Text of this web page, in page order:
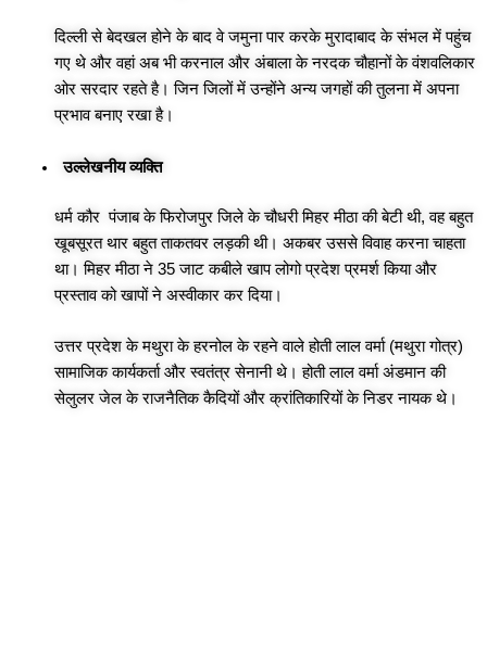
दिल्ली से बेदखल होने के बाद वे जमुना पार करके मुरादाबाद के संभल में पहुंच
गए थे और वहां अब भी करनाल और अंबाला के नरदक चौहानों के वंशवलिकार
ओर सरदार रहते है। जिन जिलों में उन्होंने अन्य जगहों की तुलना में अपना
प्रभाव बनाए रखा है।
उल्लेखनीय व्यक्ति
धर्म कौर पंजाब के फिरोजपुर जिले के चौधरी मिहर मीठा की बेटी थी, वह बहुत
खूबसूरत थार बहुत ताकतवर लड़की थी। अकबर उससे विवाह करना चाहता
था। मिहर मीठा ने 35 जाट कबीले खाप लोगो प्रदेश प्रमर्श किया और
प्रस्ताव को खापों ने अस्वीकार कर दिया।
उत्तर प्रदेश के मथुरा के हरनोल के रहने वाले होती लाल वर्मा (मथुरा गोत्र)
सामाजिक कार्यकर्ता और स्वतंत्र सेनानी थे। होती लाल वर्मा अंडमान की
सेलुलर जेल के राजनैतिक कैदियों और क्रांतिकारियों के निडर नायक थे।